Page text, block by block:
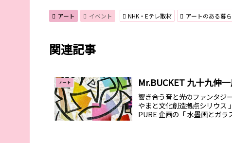
アート イベント NHK・Eテレ取材 アートのある暮
関連記事
アート Mr.BUCKET 九十九伸
響き合う音と光のファンタジ
やまと文化創造拠点シリウス
PURE 企画の「 水墨画とガラ